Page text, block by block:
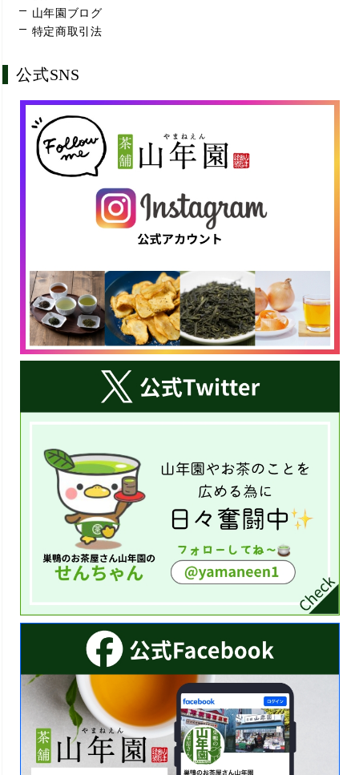
山年園ブログ
特定商取引法
公式SNS